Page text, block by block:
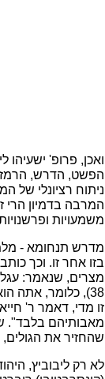
ואכן, פרופ' ישעיהו
הפשט, הדרש, הרמז
המרבה בדמיון
משמעויות
מדרש תנחומא -
בזו אחר זו. וכך
38), כלומר, אתה
זו מדי, דאמר ר'
מאבותיהם בלבד".
שהחזיר את
לא רק ליבוביץ,